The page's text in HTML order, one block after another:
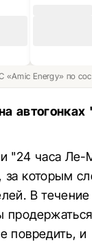
«Amic Energy» по
автогонках
"24 часа Ле-
которым
В
повредить, и